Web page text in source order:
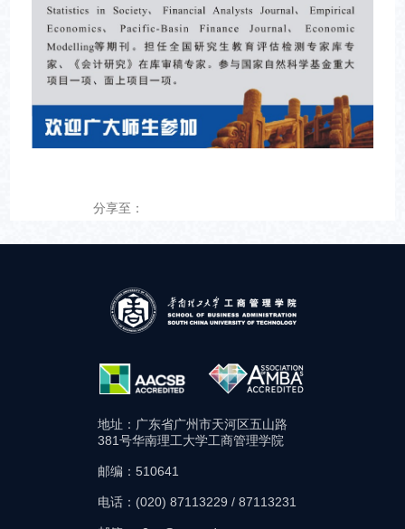
分享至：
地址：广东省广州市天河区五山路
381号华南理工大学工商管理学院
邮编：510641
电话：(020) 87113229 / 87113231